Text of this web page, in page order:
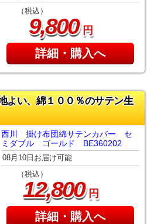
（税込）
9,800円
詳細・購入へ
よい、綿１００％のサテン生
西川 掛け布団綿サテンカバー セ
ミダブル ゴールド BE360202
08月10日お届け可能
（税込）
12,800円
詳細・購入へ